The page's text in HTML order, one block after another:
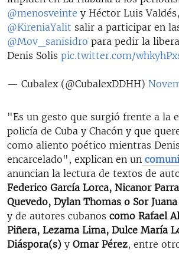
@menosveinte y Héctor Luis
@KireniaYalit salir a participar en
@Mov_sanisidro para pedir la
Denis Solis pic.twitter.com/
— Cubalex (@CubalexDDHH)
"Es un gesto que surgió frente a la
policía de Cuba y Chacón y que
como aliento poético mientras
encarcelado", explican en un
anuncian la lectura de textos de
Federico García Lorca, Nicanor
Quevedo, Dylan Thomas o Sor
y de autores cubanos como Rafael
Piñera, Lezama Lima, Dulce María
Diáspora(s) y Omar Pérez, entre